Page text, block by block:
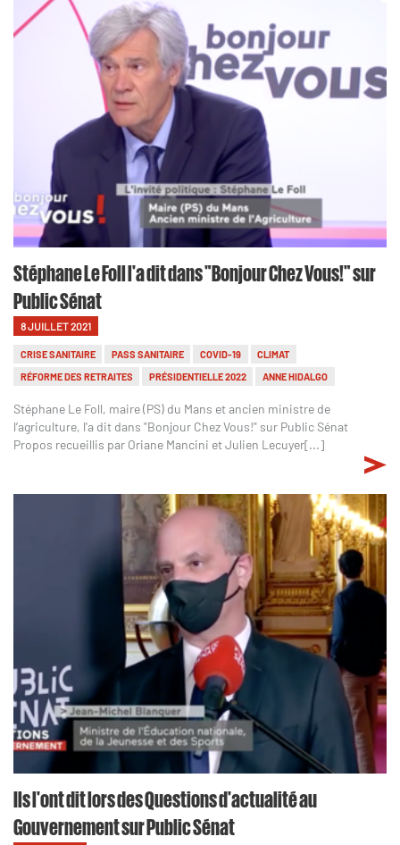
Stéphane Le Foll l'a dit dans "Bonjour Chez Vous!" sur
Public Sénat
8 JUILLET 2021
CRISE SANITAIRE PASS SANITAIRE COVID-19
CLIMAT
RÉFORME DES RETRAITES
PRÉSIDENTIELLE 2022 ANNE HIDALGO
Stéphane Le Foll, maire (PS) du Mans et ancien ministre de
l’agriculture, l'a dit dans "Bonjour Chez Vous!" sur Public Sénat
Propos recueillis par Oriane Mancini et Julien Lecuyer[...]
Ils l'ont dit lors des Questions d'actualité au
Gouvernement sur Public Sénat